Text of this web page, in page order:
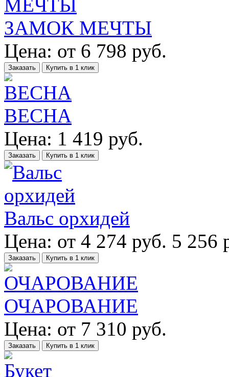
ЗАМОК МЕЧТЫ
Цена: от 6 798 руб.
Заказать Купить в 1 клик
ВЕСНА
Цена: 1 419 руб.
Заказать Купить в 1 клик
Вальс орхидей
Цена: от 4 274 руб. 5 256
Заказать Купить в 1 клик
ОЧАРОВАНИЕ
Цена: от 7 310 руб.
Заказать Купить в 1 клик